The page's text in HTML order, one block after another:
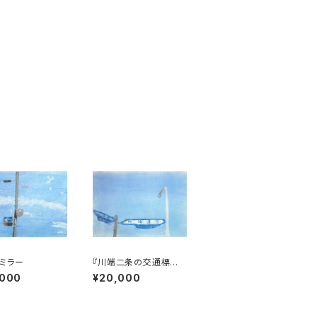
ラー
『川端二条の交通標識
と街灯』
¥20,000